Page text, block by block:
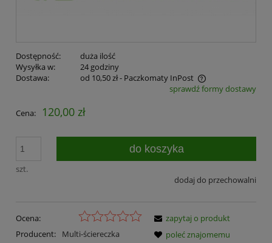
Dostępność:
duża ilość
Wysyłka w:
24 godziny
Dostawa:
od 10,50 zł- Paczkomaty InPost
sprawdź formy dostawy
Cena: 120,00 zł
szt.
do koszyka
dodaj do przechowalni
Ocena:
Producent:
Multi-ściereczka
zapytaj o produkt
poleć znajomemu